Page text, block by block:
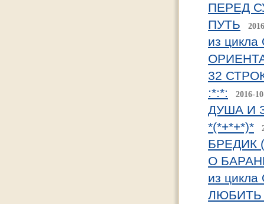
ПЕРЕД
ПУТЬ
из
32
:*:*:
2016-
ДУША И
*(*+*+*)*
БРЕДИК
О
из
ЛЮБИТЬ